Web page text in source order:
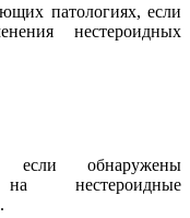
патологиях, если
нестероидных
если обнаружены
на нестероидные